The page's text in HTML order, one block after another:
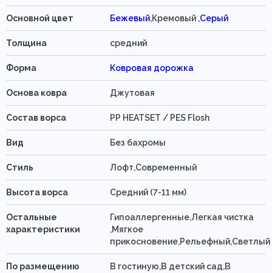
Основной цвет Бежевый,Кремовый ,Серый
Толщина средний
Форма Ковровая дорожка
Основа ковра Джутовая
Состав ворса PP HEATSET / PES Flosh
Вид Без бахромы
Стиль Лофт,Современный
Высота ворса Средний (7-11 мм)
Остальные
характеристики
Гипоаллергенные,Легкая чистка
,Мягкое
прикосновение,Рельефный,Светлый
По размещению
В гостиную,В детский сад,В